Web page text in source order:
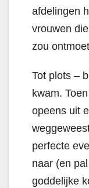
afdelingen
vrouwen
zou
Tot plots –
kwam.
opeens uit
perfecte
naar (en
goddelijke